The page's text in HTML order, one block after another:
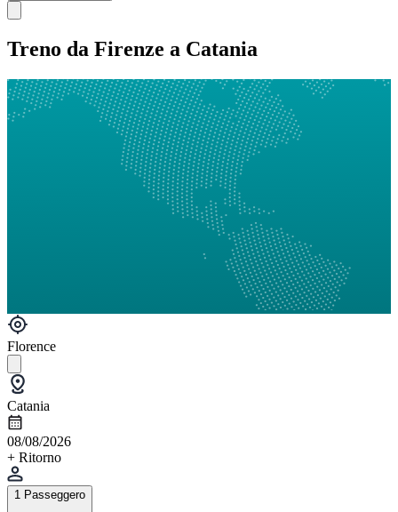
Treno da Firenze a Catania
Florence
Catania
08/08/2026
+ Ritorno
1 Passeggero